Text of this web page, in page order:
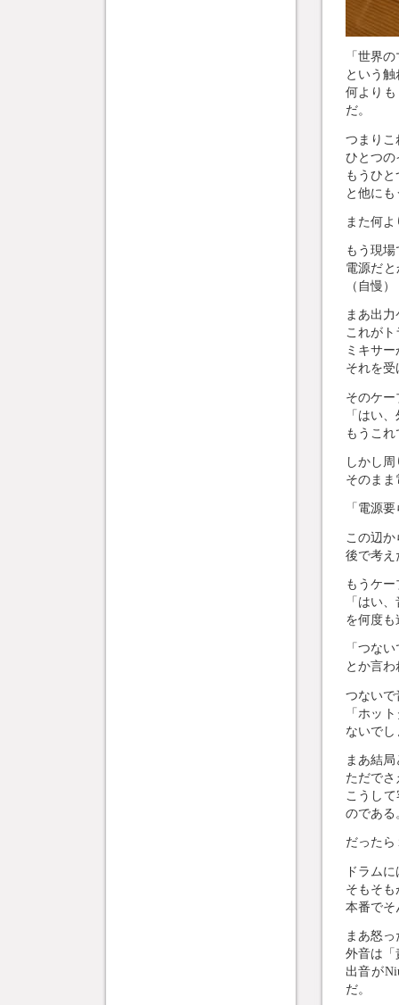
「世界
という
何より
だ。
つまりこ
ひとつの
もうひ
と他に
また何
もう現
電源だ
（自慢）
まあ出
これがト
ミキサ
それを
そのケ
「はい
もうこ
しかし
そのま
「電源
この辺
後で考え
もうケ
「はい
を何度も
「つな
とか言
つないで
「ホッ
ないでし
まあ結
ただで
こうし
のである
だった
ドラム
そもそ
本番でそ
まあ怒
外音は「
出音が
だ。